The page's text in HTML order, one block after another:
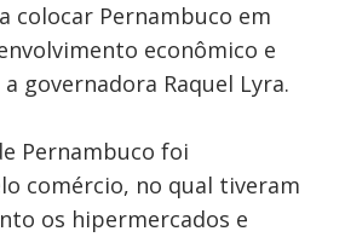
colocar Pernambuco em
econômico e
governadora Raquel Lyra.
Pernambuco foi
comércio, no qual tiveram
os hipermercados e